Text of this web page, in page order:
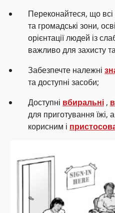
Переконайтеся, що
та громадські зони,
орієнтації людей із
важливо для захисту
Забезпечте належні
та доступні засоби;
Доступні вбиральні,
для приготування їжі,
корисним і